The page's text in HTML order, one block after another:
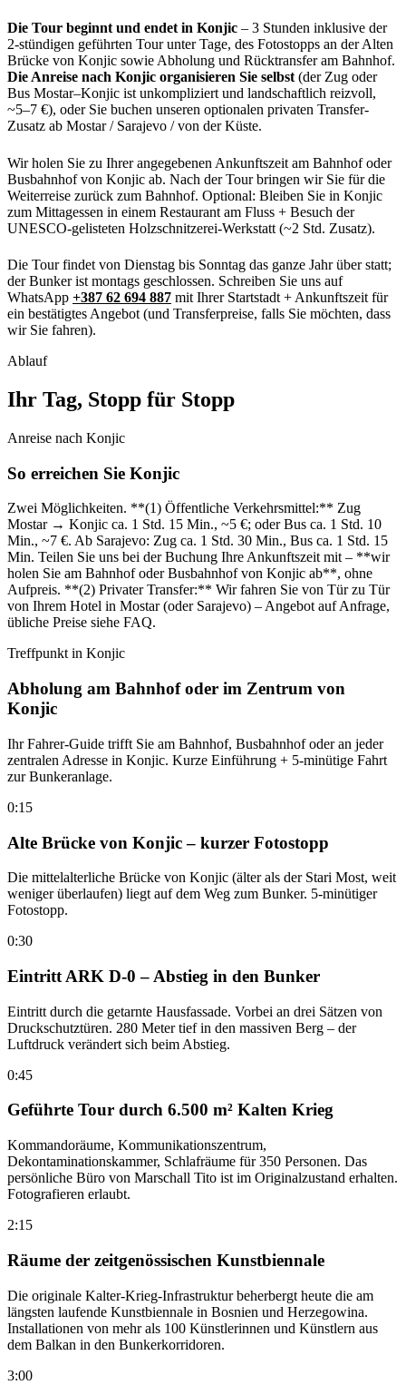
Die Tour beginnt und endet in Konjic – 3 Stunden inklusive der
2-stündigen geführten Tour unter Tage, des Fotostopps an der Alten
Brücke von Konjic sowie Abholung und Rücktransfer am Bahnhof.
Die Anreise nach Konjic organisieren Sie selbst (der Zug oder
Bus Mostar–Konjic ist unkompliziert und landschaftlich reizvoll,
~5–7 €), oder Sie buchen unseren optionalen privaten Transfer-
Zusatz ab Mostar / Sarajevo / von der Küste.
Wir holen Sie zu Ihrer angegebenen Ankunftszeit am Bahnhof oder
Busbahnhof von Konjic ab. Nach der Tour bringen wir Sie für die
Weiterreise zurück zum Bahnhof. Optional: Bleiben Sie in Konjic
zum Mittagessen in einem Restaurant am Fluss + Besuch der
UNESCO-gelisteten Holzschnitzerei-Werkstatt (~2 Std. Zusatz).
Die Tour findet von Dienstag bis Sonntag das ganze Jahr über statt;
der Bunker ist montags geschlossen. Schreiben Sie uns auf
WhatsApp +387 62 694 887 mit Ihrer Startstadt + Ankunftszeit für
ein bestätigtes Angebot (und Transferpreise, falls Sie möchten, dass
wir Sie fahren).
Ablauf
Ihr Tag, Stopp für Stopp
Anreise nach Konjic
So erreichen Sie Konjic
Zwei Möglichkeiten. **(1) Öffentliche Verkehrsmittel:** Zug
Mostar → Konjic ca. 1 Std. 15 Min., ~5 €; oder Bus ca. 1 Std. 10
Min., ~7 €. Ab Sarajevo: Zug ca. 1 Std. 30 Min., Bus ca. 1 Std. 15
Min. Teilen Sie uns bei der Buchung Ihre Ankunftszeit mit – **wir
holen Sie am Bahnhof oder Busbahnhof von Konjic ab**, ohne
Aufpreis. **(2) Privater Transfer:** Wir fahren Sie von Tür zu Tür
von Ihrem Hotel in Mostar (oder Sarajevo) – Angebot auf Anfrage,
übliche Preise siehe FAQ.
Treffpunkt in Konjic
Abholung am Bahnhof oder im Zentrum von
Konjic
Ihr Fahrer-Guide trifft Sie am Bahnhof, Busbahnhof oder an jeder
zentralen Adresse in Konjic. Kurze Einführung + 5-minütige Fahrt
zur Bunkeranlage.
0:15
Alte Brücke von Konjic – kurzer Fotostopp
Die mittelalterliche Brücke von Konjic (älter als der Stari Most, weit
weniger überlaufen) liegt auf dem Weg zum Bunker. 5-minütiger
Fotostopp.
0:30
Eintritt ARK D-0 – Abstieg in den Bunker
Eintritt durch die getarnte Hausfassade. Vorbei an drei Sätzen von
Druckschutztüren. 280 Meter tief in den massiven Berg – der
Luftdruck verändert sich beim Abstieg.
0:45
Geführte Tour durch 6.500 m² Kalten Krieg
Kommandoräume, Kommunikationszentrum,
Dekontaminationskammer, Schlafräume für 350 Personen. Das
persönliche Büro von Marschall Tito ist im Originalzustand erhalten.
Fotografieren erlaubt.
2:15
Räume der zeitgenössischen Kunstbiennale
Die originale Kalter-Krieg-Infrastruktur beherbergt heute die am
längsten laufende Kunstbiennale in Bosnien und Herzegowina.
Installationen von mehr als 100 Künstlerinnen und Künstlern aus
dem Balkan in den Bunkerkorridoren.
3:00